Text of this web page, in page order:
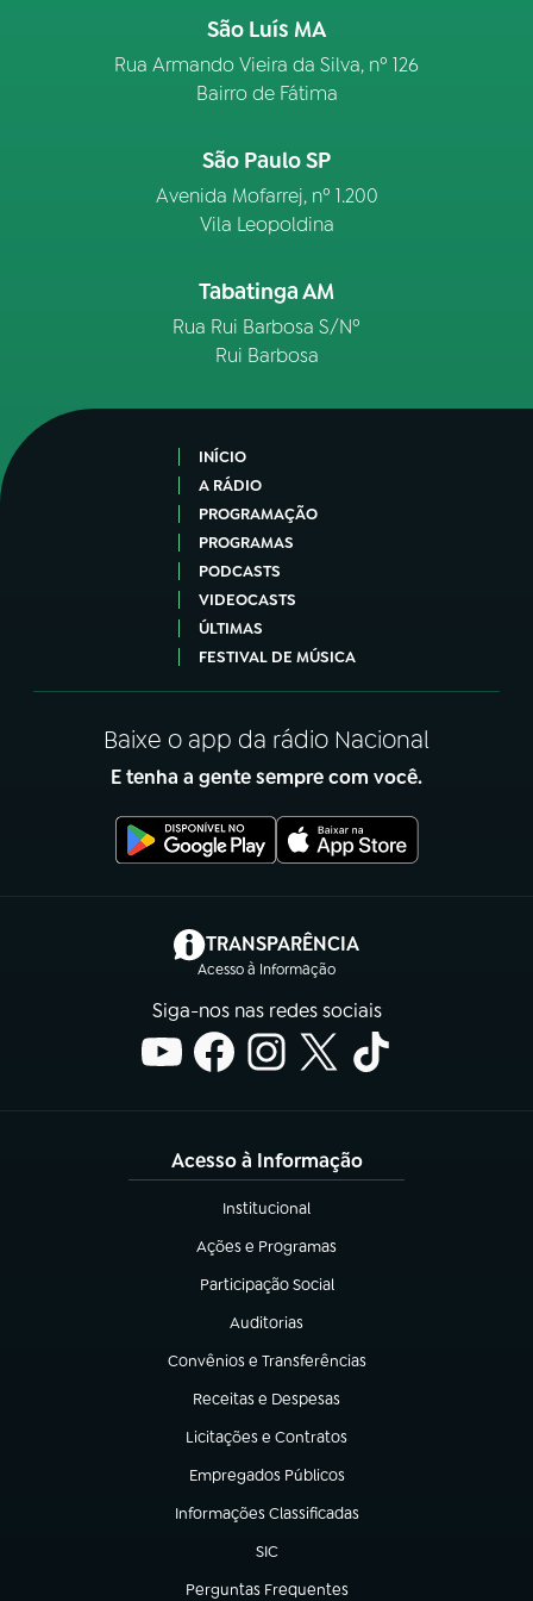
São Luís MA
Rua Armando Vieira da Silva, nº 126
Bairro de Fátima
São Paulo SP
Avenida Mofarrej, nº 1.200
Vila Leopoldina
Tabatinga AM
Rua Rui Barbosa S/Nº
Rui Barbosa
INÍCIO
A RÁDIO
PROGRAMAÇÃO
PROGRAMAS
PODCASTS
VIDEOCASTS
ÚLTIMAS
FESTIVAL DE MÚSICA
Baixe o app da rádio Nacional
E tenha a gente sempre com você.
TRANSPARÊNCIA
Acesso à Informação
(abre em nova aba)
Siga-nos nas redes sociais
Acesso à Informação
Institucional
(abre em nova aba)
Ações e Programas
(abre em nova aba)
Participação Social
(abre em nova aba)
Auditorias
(abre em nova aba)
Convênios e Transferências
(abre em nova aba)
Receitas e Despesas
(abre em nova aba)
Licitações e Contratos
(abre em nova aba)
Empregados Públicos
(abre em nova aba)
Informações Classificadas
(abre em nova aba)
SIC
(abre em nova aba)
Perguntas Frequentes
(abre em nova aba)